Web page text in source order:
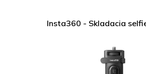
Insta360 - Skladacia